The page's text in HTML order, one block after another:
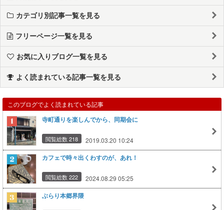
カテゴリ別記事一覧を見る
フリーページ一覧を見る
お気に入りブログ一覧を見る
よく読まれている記事一覧を見る
このブログでよく読まれている記事
寺町通りを楽しんでから、同期会に
閲覧総数 218 2019.03.20 10:24
カフェで時々出くわすのが、あれ！
閲覧総数 222 2024.08.29 05:25
ぶらり本郷界隈